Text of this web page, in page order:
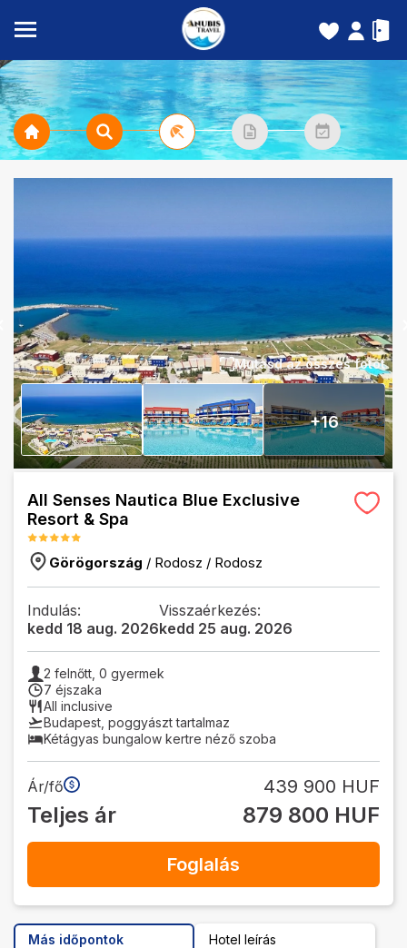
Mutasd az összes fotót
+16
All Senses Nautica Blue Exclusive
Resort & Spa
Görögország / Rodosz / Rodosz
Indulás:
kedd 18 aug. 2026
Visszaérkezés:
kedd 25 aug. 2026
2 felnőtt, 0 gyermek
7 éjszaka
All inclusive
Budapest poggyászt tartalmaz
Kétágyas bungalow kertre néző szoba
Ár/fő 439 900 HUF
Teljes ár 879 800 HUF
Foglalás
Más időpontok Hotel leírás